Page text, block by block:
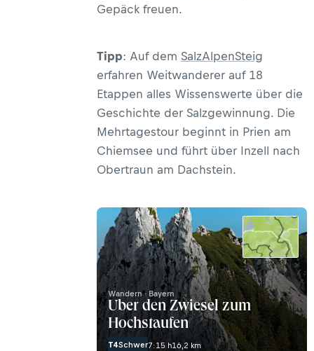
Gepäck freuen.
Tipp: Auf dem SalzAlpenSteig
erfahren Weitwanderer auf 18
Etappen alles Wissenswerte über die
Geschichte der Salzgewinnung. Die
Mehrtagestour beginnt in Prien am
Chiemsee und führt über Inzell nach
Obertraun am Dachstein.
Wandern · Bayern
Über den Zwiesel zum
Hochstaufen
T4Schwer7:15 h16,2 km